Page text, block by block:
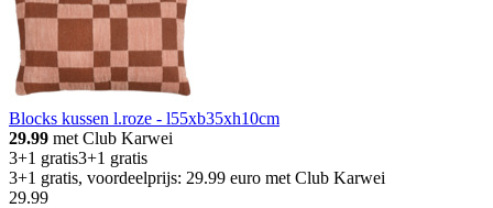
Blocks kussen l.roze - l55xb35xh10cm
29.99 met Club Karwei
3+1 gratis3+1 gratis
3+1 gratis, voordeelprijs: 29.99 euro met Club Karwei
29.99